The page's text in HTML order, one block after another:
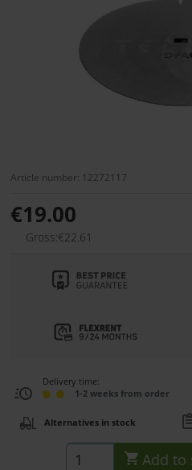
Article number: 12272117
€19.00
Gross:€22.61
Delivery time:
1-2 weeks from order
Alternatives in stock
Add to